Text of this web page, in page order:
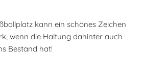
kann ein schönes Zeichen
wenn die Haltung dahinter auch
Bestand hat!